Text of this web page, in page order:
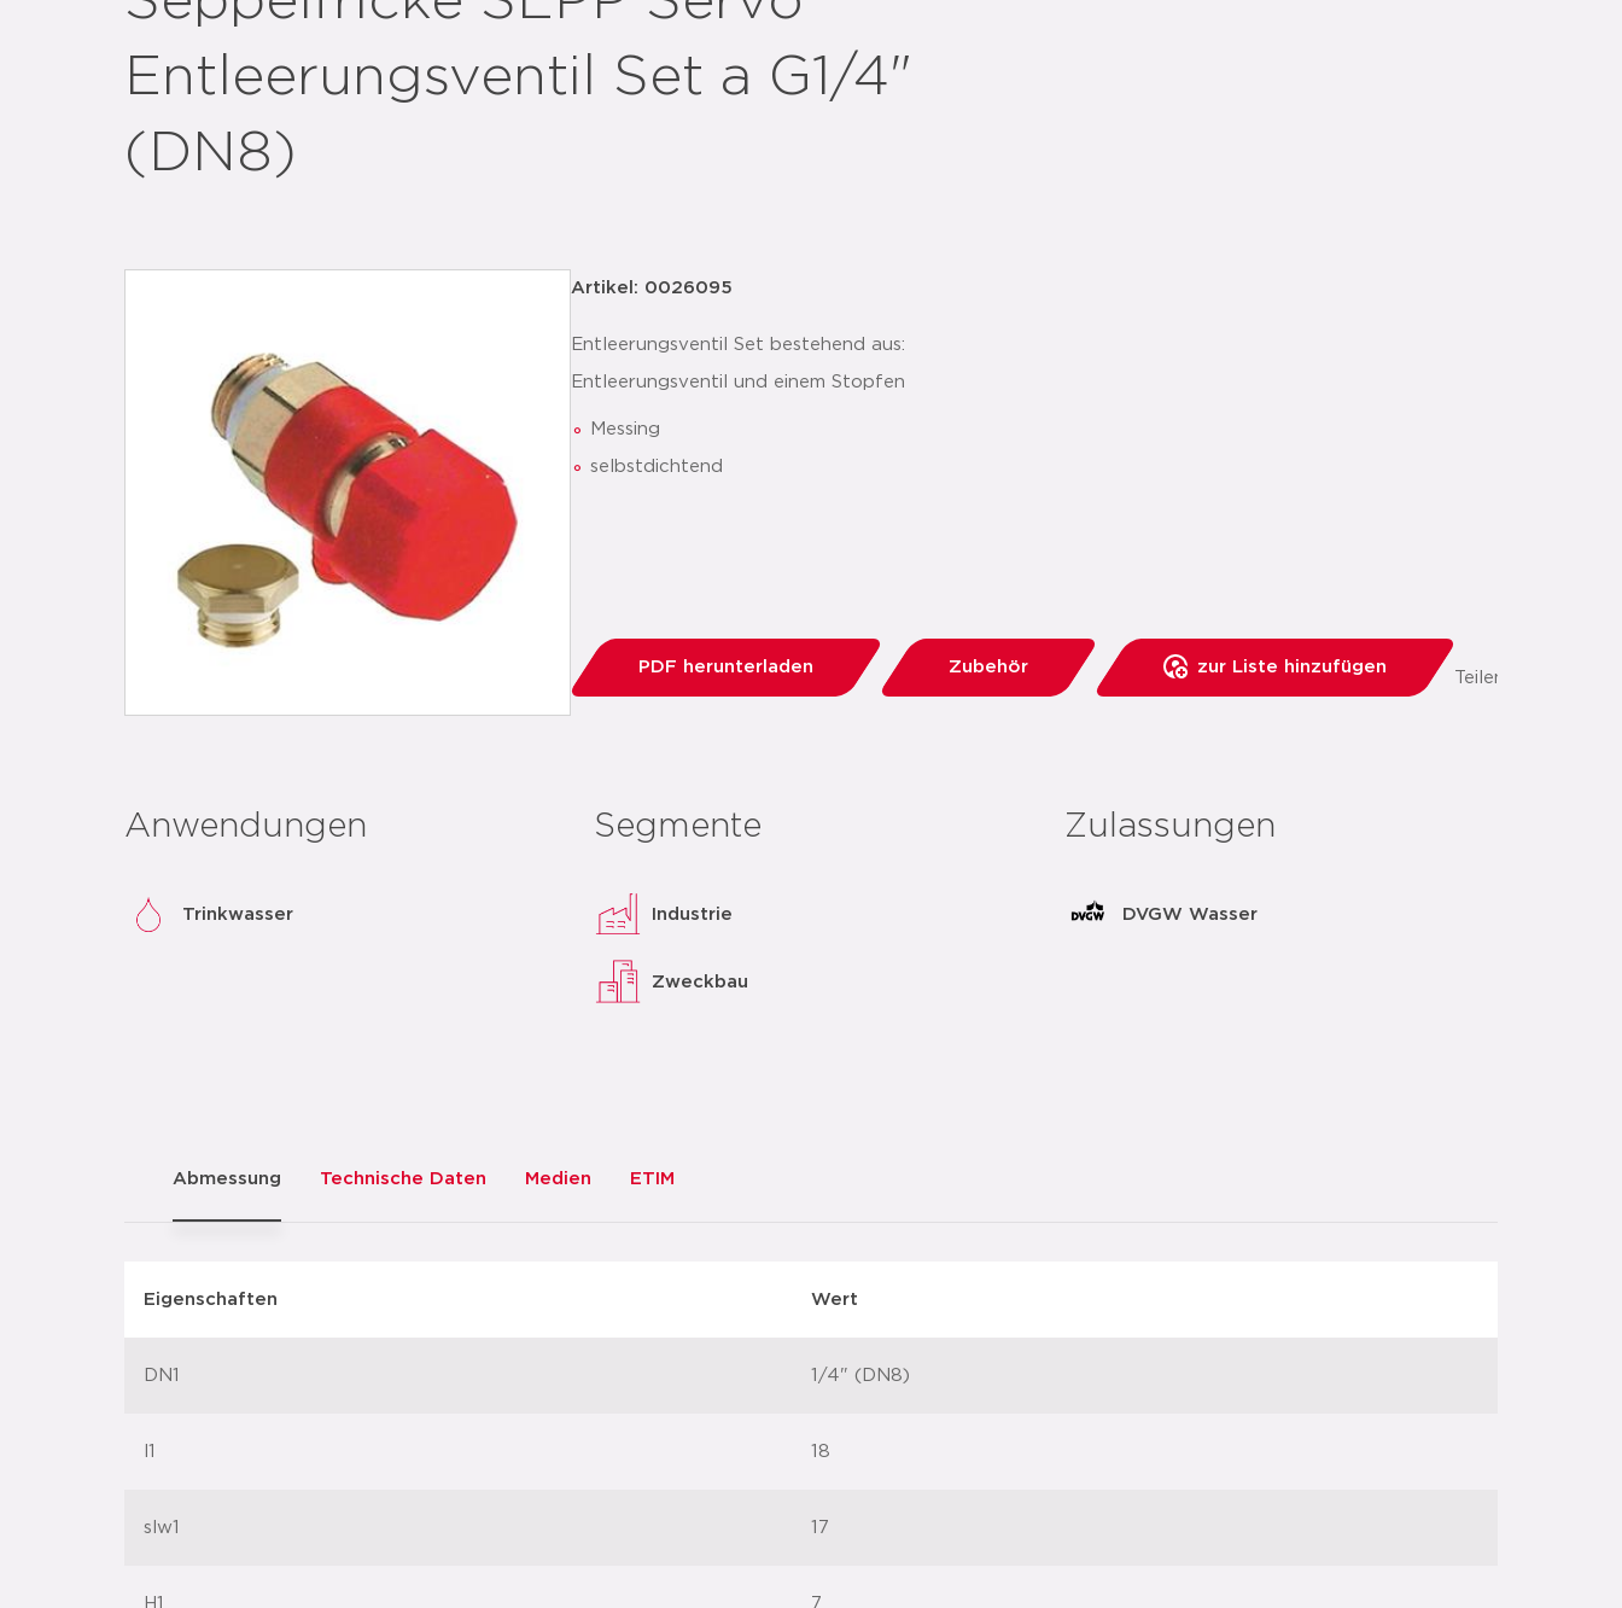
Entleerungsventil Set a G1/4"
(DN8)
Artikel: 0026095
Entleerungsventil Set bestehend aus:
Entleerungsventil und einem Stopfen
Messing
selbstdichtend
PDF herunterladen Zubehör zur Liste hinzufügen
Teilen:
Anwendungen
Trinkwasser
Segmente
Industrie
Zweckbau
Zulassungen
DVGW Wasser
Abmessung Technische Daten Medien ETIM
Eigenschaften Wert
DN1 1/4" (DN8)
l1 18
slw1 17
H1 7